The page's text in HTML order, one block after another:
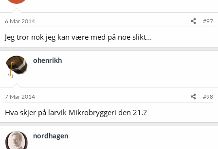
6 Mar 2014 #97
Jeg tror nok jeg kan være med på noe slikt...
ohenrikh
7 Mar 2014 #98
Hva skjer på larvik Mikrobryggeri den 21.?
nordhagen